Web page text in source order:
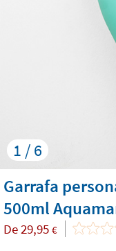
1 / 6
Garrafa
500ml
De29,95 €